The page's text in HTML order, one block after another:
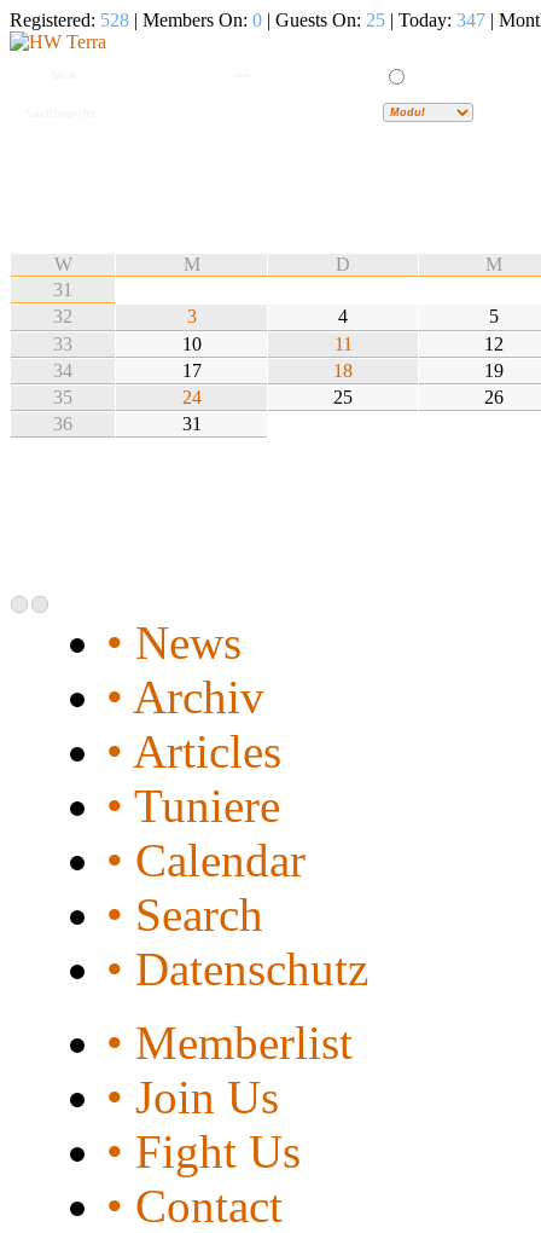
Registered: 528 | Members On: 0 | Guests On: 25 | Today: 347 |
W M D
M
31
32
3 4
5
33
10 11
12
34
17 18
19
35
24 25
26
36
31
• News
• Archiv
• Articles
• Tuniere
• Calendar
• Search
• Datenschutz
• Memberlist
• Join Us
• Fight Us
• Contact